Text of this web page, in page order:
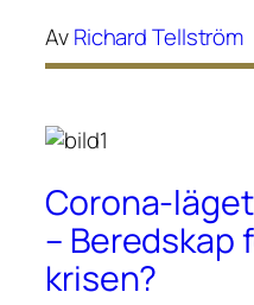
AvRichard Tellström
Corona-
– Beredskap
krisen?